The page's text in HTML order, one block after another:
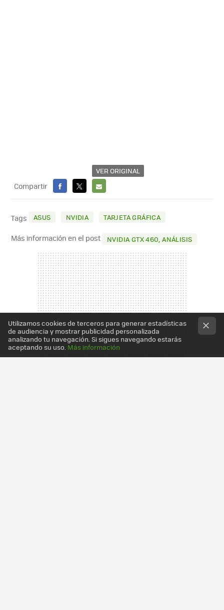
VER ORIGINAL
Compartir
FACEBOOK
X
E-
MAIL
Tags ASUS NVIDIA TARJETA GRÁFICA
Más información en el post NVIDIA GTX 460, ANÁLISIS
Utilizamos cookies de terceros para generar estadísticas
de audiencia y mostrar publicidad personalizada
analizando tu navegación. Si sigues navegando estarás
aceptando su uso. Más información